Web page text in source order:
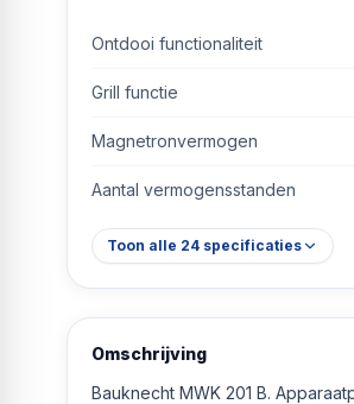
Ontdooi functionaliteit
Grill functie
Magnetronvermogen
Aantal vermogensstanden
Toon alle 24 specificaties
Omschrijving
Bauknecht MWK 201 B.